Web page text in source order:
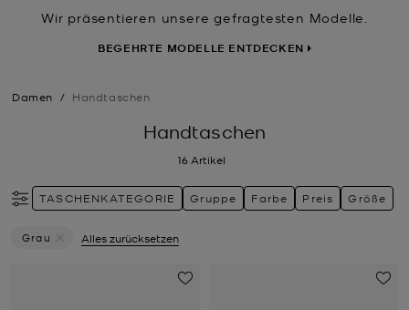
Wir präsentieren unsere gefragtesten Modelle.
BEGEHRTE MODELLE ENTDECKEN
Damen / Handtaschen
Handtaschen
16 Artikel
TASCHENKATEGORIE Gruppe Farbe Preis Größe
Grau
Alles zurücksetzen